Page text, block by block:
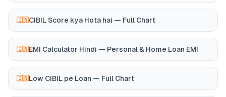
🇮🇳CIBIL Score kya Hota hai — Full Chart
🇮🇳EMI Calculator Hindi — Personal & Home Loan EMI
🇮🇳Low CIBIL pe Loan — Full Chart